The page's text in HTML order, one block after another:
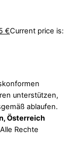
€Current price is:
unterstützen,
ablaufen.
Österreich
Rechte